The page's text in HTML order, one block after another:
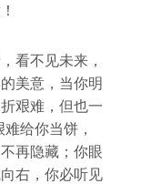
看不见未来，
美意，当你明
艰难，但也一
给你当饼，
再隐藏；你眼
右，你必听见